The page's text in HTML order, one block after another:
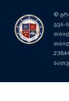
©
ვებ-